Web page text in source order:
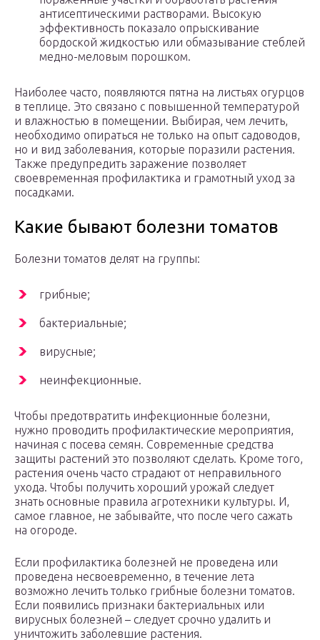
антисептическими растворами. Высокую
эффективность показало опрыскивание
бордоской жидкостью или обмазывание стеблей
медно-меловым порошком.
Наиболее часто, появляются пятна на листьях огурцов
в теплице. Это связано с повышенной температурой
и влажностью в помещении. Выбирая, чем лечить,
необходимо опираться не только на опыт садоводов,
но и вид заболевания, которые поразили растения.
Также предупредить заражение позволяет
своевременная профилактика и грамотный уход за
посадками.
Какие бывают болезни томатов
Болезни томатов делят на группы:
грибные;
бактериальные;
вирусные;
неинфекционные.
Чтобы предотвратить инфекционные болезни,
нужно проводить профилактические мероприятия,
начиная с посева семян. Современные средства
защиты растений это позволяют сделать. Кроме того,
растения очень часто страдают от неправильного
ухода. Чтобы получить хороший урожай следует
знать основные правила агротехники культуры. И,
самое главное, не забывайте, что после чего сажать
на огороде.
Если профилактика болезней не проведена или
проведена несвоевременно, в течение лета
возможно лечить только грибные болезни томатов.
Если появились признаки бактериальных или
вирусных болезней – следует срочно удалить и
уничтожить заболевшие растения.